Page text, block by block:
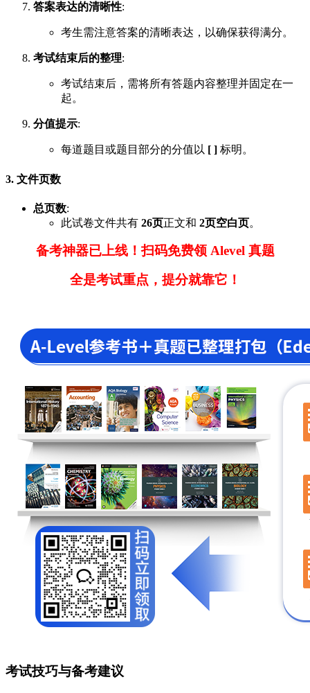
答案表达的清晰性:
考生需注意答案的清晰表达，以确保获得满分。
考试结束后的整理:
考试结束后，需将所有答题内容整理并固定在一
起。
分值提示:
每道题目或题目部分的分值以 [ ] 标明。
3. 文件页数
总页数:
此试卷文件共有 26页正文和 2页空白页。
备考神器已上线！扫码免费领 Alevel 真题
全是考试重点，提分就靠它！
考试技巧与备考建议